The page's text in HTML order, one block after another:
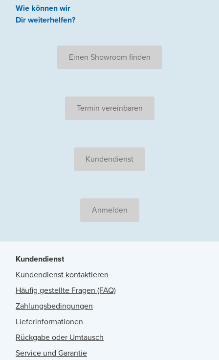
Wie können wir
Dir weiterhelfen?
Einen Showroom finden
Termin vereinbaren
Kundendienst
Anmelden
Kundendienst
Kundendienst kontaktieren
Häufig gestellte Fragen (FAQ)
Zahlungsbedingungen
Lieferinformationen
Rückgabe oder Umtausch
Service und Garantie